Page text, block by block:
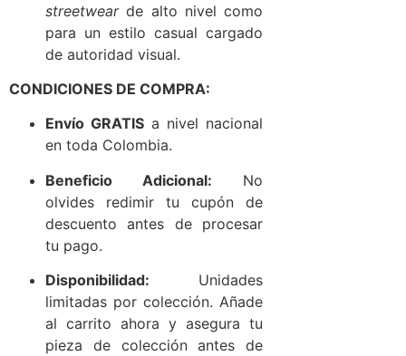
streetwearde alto nivel como
para un estilo casual cargado
de autoridad visual.
CONDICIONES DE COMPRA:
Envío GRATIS a nivel nacional
en toda Colombia.
Beneficio Adicional: No
olvides redimir tu cupón de
descuento antes de procesar
tu pago.
Disponibilidad: Unidades
limitadas por colección. Añade
al carrito ahora y asegura tu
pieza de colección antes de